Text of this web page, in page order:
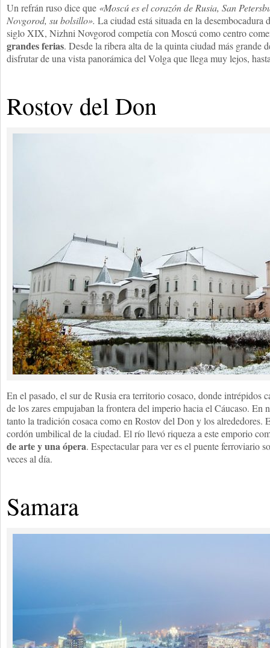
Un refrán ruso dice que «Moscú es el corazón de Rusia, San
Novgorod, su bolsillo». La ciudad está situada en la
siglo XIX, Nizhni Novgorod competía con Moscú como centro
grandes ferias. Desde la ribera alta de la quinta ciudad más grande
disfrutar de una vista panorámica del Volga que llega muy lejos,
Rostov del Don
En el pasado, el sur de Rusia era territorio cosaco, donde intrépidos
de los zares empujaban la frontera del imperio hacia el Cáucaso. En
tanto la tradición cosaca como en Rostov del Don y los alrededores.
cordón umbilical de la ciudad. El río llevó riqueza a este emporio
de arte y una ópera. Espectacular para ver es el puente ferroviario
veces al día.
Samara